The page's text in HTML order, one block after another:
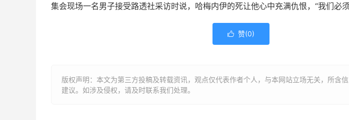
集会现场一名男子接受路透社采访时说，哈梅内伊的死让他心中充满仇恨，“我们必须
 赞(0)
版权声明：本文为第三方投稿及转载资讯，观点仅代表作者个人，与本网站立场无关，所含
建议。如涉及侵权，请及时联系我们处理。